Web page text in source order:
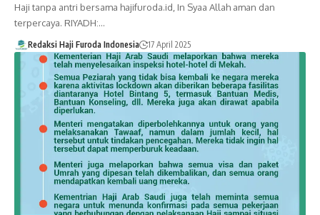
Haji tanpa antri bersama hajifuroda.id, In Syaa Allah aman dan
terpercaya. RIYADH:…
Redaksi Haji Furoda Indonesia 17 April 2025